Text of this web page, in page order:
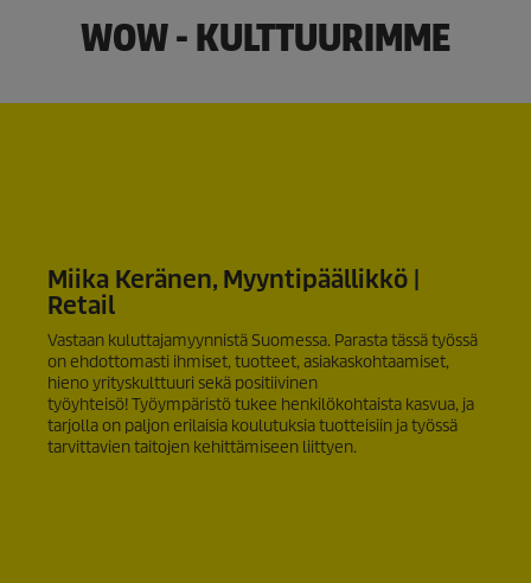
WOW - KULTTUURIMME
Miika Keränen, Myyntipäällikkö |
Retail
Vastaan kuluttajamyynnistä Suomessa. Parasta tässä työssä
on ehdottomasti ihmiset, tuotteet, asiakaskohtaamiset,
hieno yrityskulttuuri sekä positiivinen
työyhteisö! Työympäristö tukee henkilökohtaista kasvua, ja
tarjolla on paljon erilaisia koulutuksia tuotteisiin ja työssä
tarvittavien taitojen kehittämiseen liittyen.